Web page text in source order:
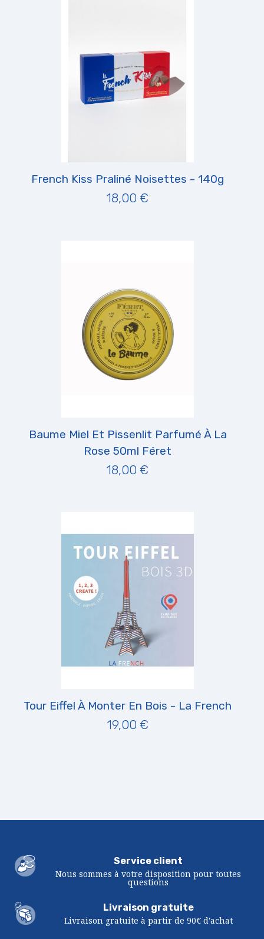
French Kiss Praliné Noisettes - 140g
18,00 €
Baume Miel Et Pissenlit Parfumé À La
Rose 50ml Féret
18,00 €
Tour Eiffel À Monter En Bois - La French
19,00 €
Service client
Nous sommes à votre disposition pour toutes
questions
Livraison gratuite
Livraison gratuite à partir de 90€ d'achat